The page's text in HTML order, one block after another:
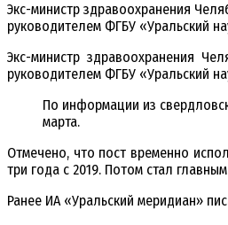
Экс-министр здравоохранения
руководителем ФГБУ «Уральский
Экс-министр здравоохранения
руководителем ФГБУ «Уральский
По информации из
марта.
Отмечено, что пост временно
три года с 2019. Потом стал
Ранее ИА «Уральский меридиан»